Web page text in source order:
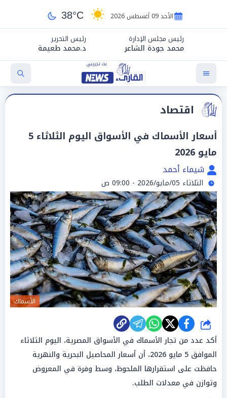
الأحد 09 أغسطس 2026 38°C
رئيس مجلس الإدارة
محمد جودة الشاعر
رئيس التحرير
د.محمد طعيمة
اقتصاد
أسعار الأسماك في الأسواق اليوم الثلاثاء 5
مايو 2026
شيماء أحمد
الثلاثاء 05/مايو/2026 - 09:00 ص
الأسماك
شارك
أكد عدد من تجار الأسماك في الأسواق المصرية، اليوم الثلاثاء
الموافق 5 مايو 2026، أن أسعار المحاصيل البحرية والنهرية
حافظت على استقرارها الملحوظ، وسط وفرة في المعروض
وتوازن في معدلات الطلب.